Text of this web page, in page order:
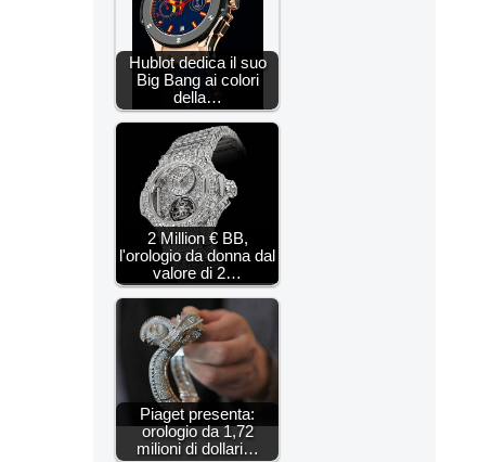
Hublot dedica il suo
Big Bang ai colori
della…
2 Million € BB,
l'orologio da donna dal
valore di 2…
Piaget presenta:
orologio da 1,72
milioni di dollari…